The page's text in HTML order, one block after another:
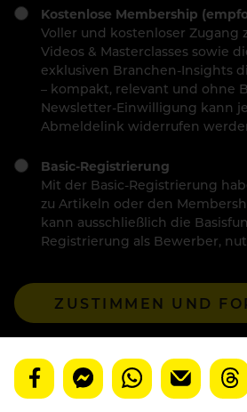
Kostenlose Membership
Voller und kostenloser Zugang
Videos & Masterclasses sowie
exklusiven Branchen-Insights
– kompakt, relevant und ohne
Newsletter-Einwilligung kann
Abmeldelink widerrufen
Basic-Registrierung
Mit der Basic-Registrierung
zu Artikeln oder den
kann ausschließlich die
Registrierung als Bewerber,
ZUSTIMMEN UND